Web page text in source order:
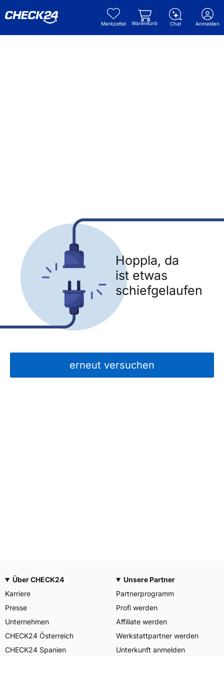
Merkzettel Warenkorb Chat Anmelden
Hoppla, da
ist etwas
schiefgelaufen
erneut versuchen
Über CHECK24
Karriere
Presse
Unternehmen
CHECK24 Österreich
CHECK24 Spanien
Unsere Partner
Partnerprogramm
Profi werden
Affiliate werden
Werkstattpartner werden
Unterkunft anmelden